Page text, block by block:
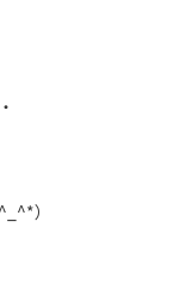
）